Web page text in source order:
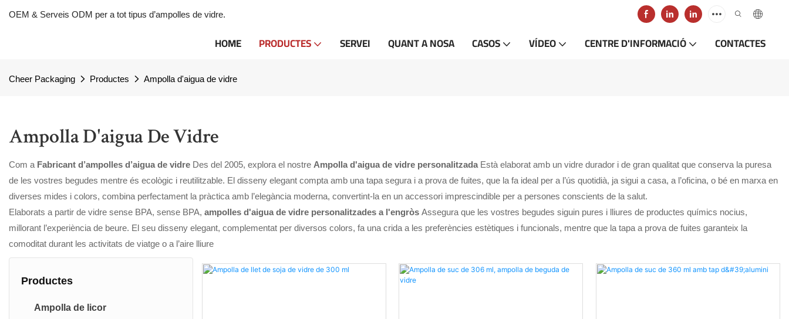
OEM & Serveis ODM per a tot tipus d’ampolles de vidre.
HOME PRODUCTES SERVEI QUANT A NOSA CASOS VÍDEO CENTRE D'INFORMACIÓ CONTACTES
Cheer Packaging Productes Ampolla d'aigua de vidre
Ampolla D'aigua De Vidre
Com a Fabricant d’ampolles d’aigua de vidre Des del 2005, explora el nostre Ampolla d'aigua de vidre personalitzada Està elaborat amb un vidre durador i de gran qualitat que conserva la puresa
de les vostres begudes mentre és ecològic i reutilitzable. El disseny elegant compta amb una tapa segura i a prova de fuites, que la fa ideal per a l’ús quotidià, ja sigui a casa, a l’oficina, o bé en marxa en
diverses mides i colors, combina perfectament la pràctica amb l’elegància moderna, convertint-la en un accessori imprescindible per a persones conscients de la salut.
Elaborats a partir de vidre sense BPA, sense BPA, ampolles d'aigua de vidre personalitzades a l'engròs Assegura que les vostres begudes siguin pures i lliures de productes químics nocius,
millorant l’experiència de beure. El seu disseny elegant, complementat per diversos colors, fa una crida a les preferències estètiques i funcionals, mentre que la tapa a prova de fuites garanteix la
comoditat durant les activitats de viatge o a l’aire lliure
Productes
Ampolla de licor